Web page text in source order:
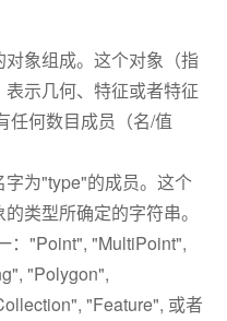
象组成。这个对象（指
示几何、特征或者特征
任何数目成员（名/值
为"type"的成员。这个
类型所确定的字符串。
："Point", "MultiPoint",
"Polygon",
"Feature", 或者